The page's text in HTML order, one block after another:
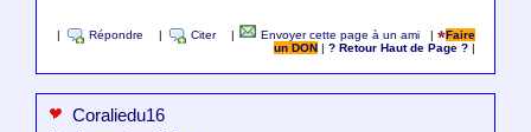
Répondre Citer Envoyer cette page à un ami |
Faire
un DON
|? Retour Haut de Page ?
Coraliedu16